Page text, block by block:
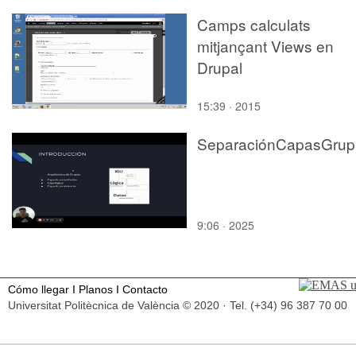
Camps calculats
mitjançant Views en
Drupal
15:39 · 2015
9:06 · 2025
Cómo llegar I Planos I Contacto
Universitat Politècnica de València © 2020 · Tel. (+34) 96 387 70 00